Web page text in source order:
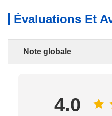
Évaluations Et
Note globale
4.0